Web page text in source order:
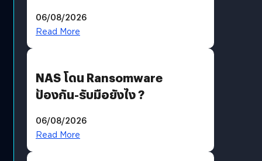
06/08/2026
Read More
NAS โดน Ransomware
ป้องกัน-รับมือยังไง ?
06/08/2026
Read More